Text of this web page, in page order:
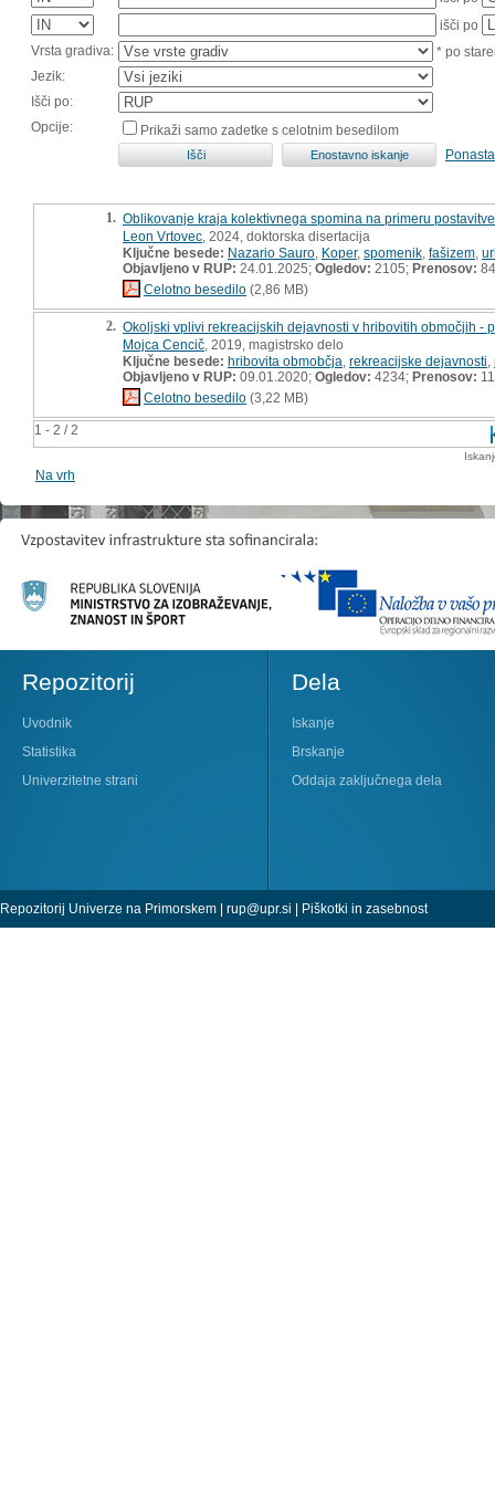
išči po
Vrsta gradiva:
* po
Jezik:
Išči po:
Opcije:
Prikaži samo zadetke s celotnim besedilom
1 - 2 / 2
1. Oblikovanje kraja kolektivnega spomina na primeru
Leon Vrtovec , 2024, doktorska disertacija
Ključne besede: Nazario Sauro Koper, spomenik fašizem
Objavljeno v RUP: 24.01.2025; Ogledov: 2105; Prenosov: 84
Celotno besedilo (2,86 MB)
2. Okoljski vplivi rekreacijskih dejavnosti v hribovitih območjih -
Mojca Cencič , 2019, magistrsko delo
Ključne besede: hribovita obmobčja rekreacijske dejavnosti
Objavljeno v RUP: 09.01.2020; Ogledov: 4234; Prenosov:
Celotno besedilo (3,22 MB)
Na vrh
Repozitorij
Uvodnik
Statistika
Univerzitetne strani
Dela
Iskanje
Brskanje
Oddaja zaključnega dela
Repozitorij Univerze na Primorskem | rup@upr.si | Piškotki in zasebnost